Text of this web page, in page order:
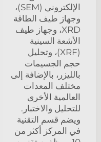
الإلكتروني (SEM)،
وجهاز طيف الطاقة
XRD، وجهاز طيف
الأشعة السينية
(XRF)، وتحليل
حجم الجسيمات
بالليزر، بالإضافة إلى
مختلف المعدات
العالمية الأخرى
للتحليل والاختبار.
ويضم قسم التقنية
في المركز أكثر من